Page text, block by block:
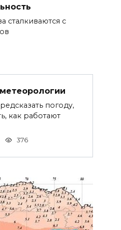
сталкиваются с
погоду,
как работают
376